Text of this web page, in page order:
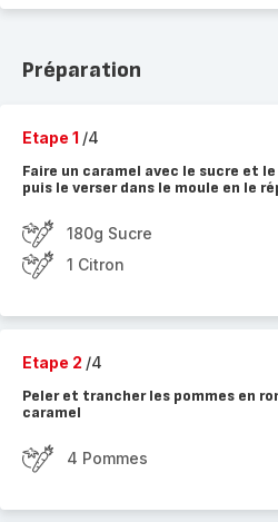
Préparation
Etape 1 /4
Faire un caramel avec le sucre et
puis le verser dans le moule en le
180g Sucre
1 Citron
Etape 2 /4
Peler et trancher les pommes en
caramel
4 Pommes